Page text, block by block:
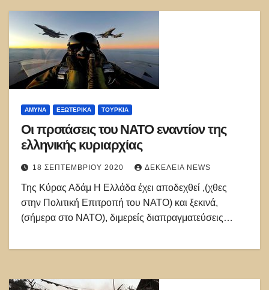
ΑΜΥΝΑ ΕΞΩΤΕΡΙΚΑ ΤΟΥΡΚΊΑ
Οι προτάσεις του ΝΑΤΟ εναντίον της
ελληνικής κυριαρχίας
18 ΣΕΠΤΕΜΒΡΊΟΥ 2020 ΔΕΚΈΛΕΙΑ NEWS
Της Κύρας Αδάμ Η Ελλάδα έχει αποδεχθεί ,(χθες
στην Πολιτική Επιτροπή του ΝΑΤΟ) και ξεκινά,
(σήμερα στο ΝΑΤΟ), διμερείς διαπραγματεύσεις…